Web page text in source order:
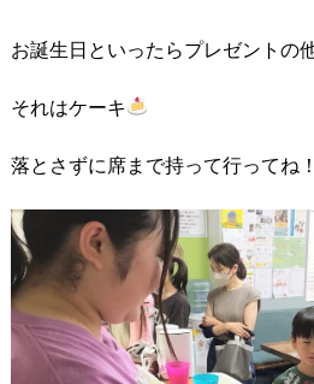
お誕生日といったらプレゼントの
それはケーキ
落とさずに席まで持って行ってね！